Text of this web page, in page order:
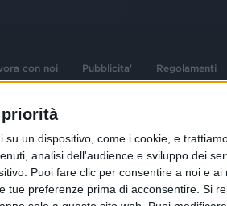
priorità
un dispositivo, come i cookie, e
analisi dell'audience e sviluppo dei
Puoi fare clic per consentire a noi e
tue preferenze prima di acconsentire. Si
con noi Pubblicita' Regolamenti
diritti d'autore e dei diritti
- C.F. e n° iscrizione
n°286 - 3 Aprile
02
Sede